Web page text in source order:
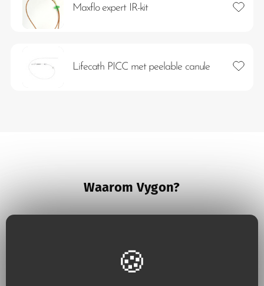
Maxflo expert IR-kit
Lifecath PICC met peelable canule
Waarom Vygon?